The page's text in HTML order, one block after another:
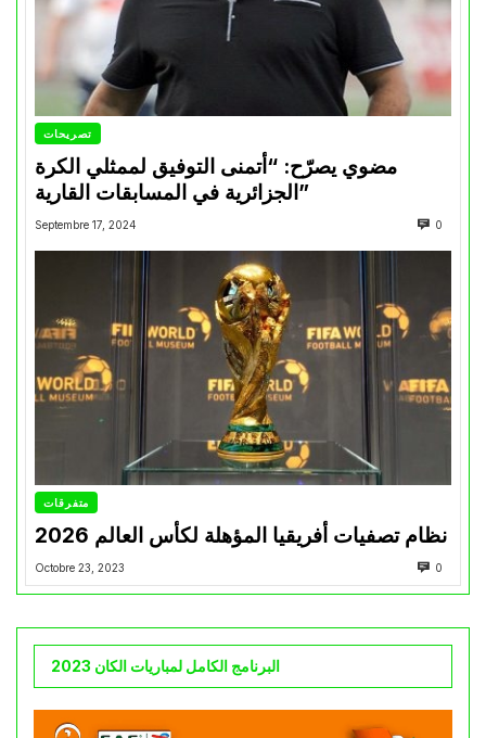
تصريحات
مضوي يصرّح: “أتمنى التوفيق لممثلي الكرة
الجزائرية في المسابقات القارية”
Septembre 17, 2024 0
متفرقات
نظام تصفيات أفريقيا المؤهلة لكأس العالم 2026
Octobre 23, 2023 0
البرنامج الكامل لمباريات الكان 2023